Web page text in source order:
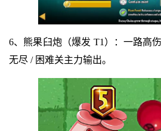
6、熊果臼炮（爆发 T1）：一路高
无尽 / 困难关主力输出。